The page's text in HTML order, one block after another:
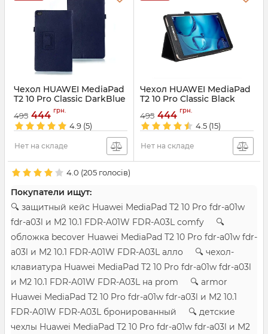
Чехол HUAWEI MediaPad
T2 10 Pro Classic DarkBlue
Артикул: 3261
495 444 грн.
4.9 (5)
Нет на складе
Чехол HUAWEI MediaPad
T2 10 Pro Classic Black
Артикул: 3260
495 444 грн.
4.5 (15)
Нет на складе
4.0 (205 голосів)
Покупатели ищут:
🔍 защитный кейс Huawei MediaPad T2 10 Pro fdr-a01w
fdr-a03l и M2 10.1 FDR-A01W FDR-A03L comfy 🔍
обложка becover Huawei MediaPad T2 10 Pro fdr-a01w fdr-
a03l и M2 10.1 FDR-A01W FDR-A03L алло 🔍 чехол-
клавиатура Huawei MediaPad T2 10 Pro fdr-a01w fdr-a03l
и M2 10.1 FDR-A01W FDR-A03L на prom 🔍 armor
Huawei MediaPad T2 10 Pro fdr-a01w fdr-a03l и M2 10.1
FDR-A01W FDR-A03L бронированный 🔍 детские
чехлы Huawei MediaPad T2 10 Pro fdr-a01w fdr-a03l и M2